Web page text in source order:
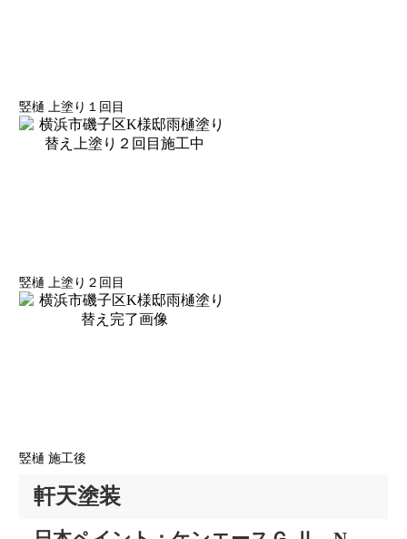
竪樋 上塗り１回目
竪樋 上塗り２回目
竪樋 施工後
軒天塗装